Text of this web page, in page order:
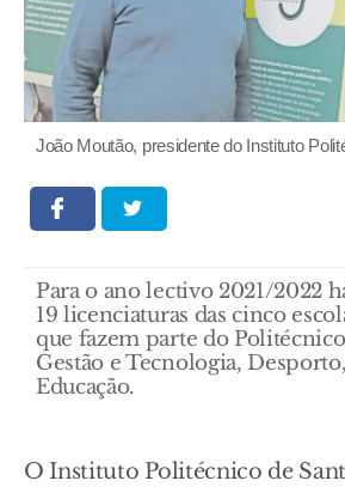
João Moutão, presidente do Instituto
Para o ano lectivo 2021/2022
19 licenciaturas das cinco
que fazem parte do
Gestão e Tecnologia,
Educação.
O Instituto Politécnico de